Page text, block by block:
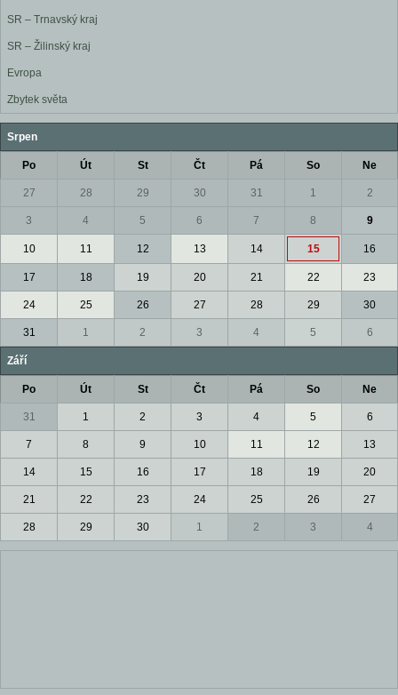
SR – Trnavský kraj
SR – Žilinský kraj
Evropa
Zbytek světa
Srpen
Po Út St Čt Pá So Ne
27 28 29 30 31 1 2
3 4 5 6 7 8 9
10 11 12 13 14 15 16
17 18 19 20 21 22 23
24 25 26 27 28 29 30
31 1 2 3 4 5 6
Září
Po Út St Čt Pá So Ne
31 1 2 3 4 5 6
7 8 9 10 11 12 13
14 15 16 17 18 19 20
21 22 23 24 25 26 27
28 29 30 1 2 3 4